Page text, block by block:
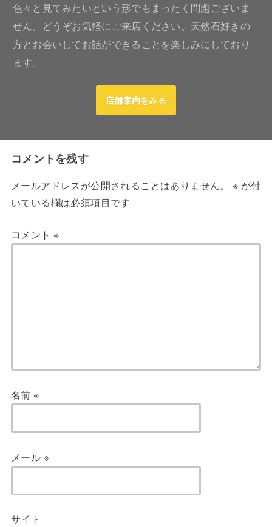
色々と見てみたいという形でもまったく問題ございま
せん。どうぞお気軽にご来店ください。天然石好きの
方とお会いしてお話ができることを楽しみにしており
ます。
店舗案内をみる
コメントを残す
メールアドレスが公開されることはありません。 ※ が付
いている欄は必須項目です
コメント ※
名前※
メール ※
サイト